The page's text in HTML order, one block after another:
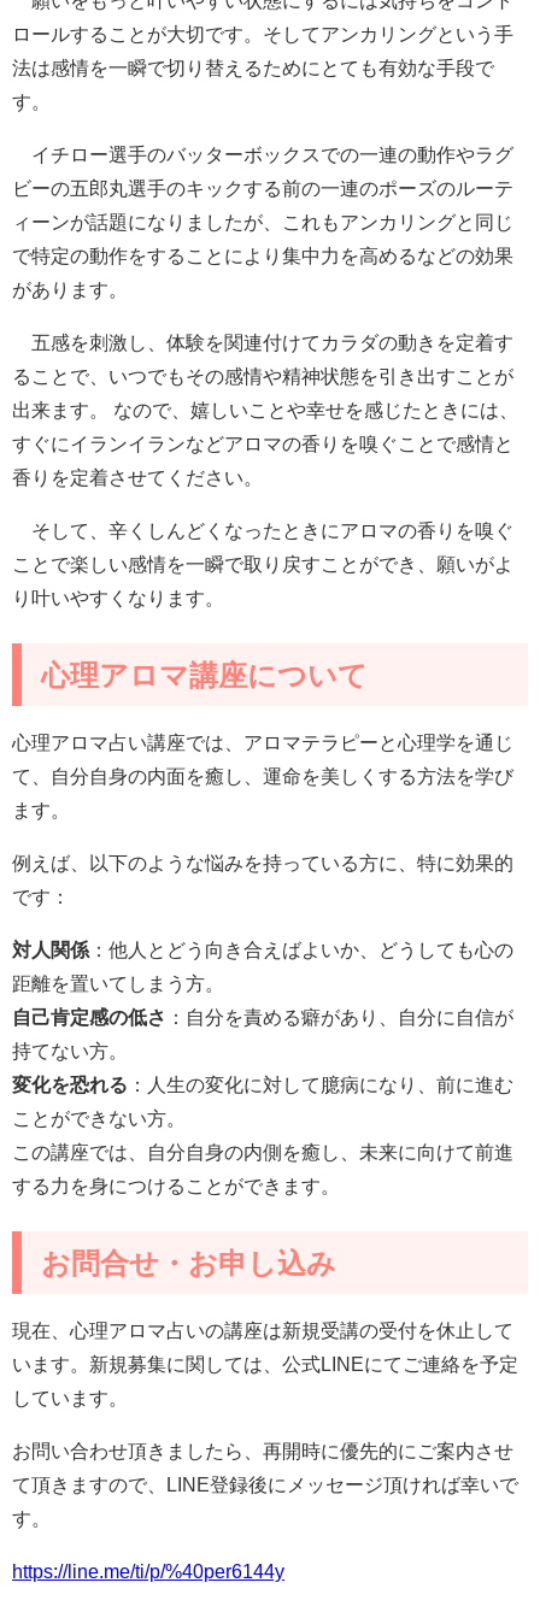
ロールすることが大切です。そしてアンカリングという手
法は感情を一瞬で切り替えるためにとても有効な手段で
す。
イチロー選手のバッターボックスでの一連の動作やラグ
ビーの五郎丸選手のキックする前の一連のポーズのルーテ
ィーンが話題になりましたが、これもアンカリングと同じ
で特定の動作をすることにより集中力を高めるなどの効果
があります。
五感を刺激し、体験を関連付けてカラダの動きを定着す
ることで、いつでもその感情や精神状態を引き出すことが
出来ます。 なので、嬉しいことや幸せを感じたときには、
すぐにイランイランなどアロマの香りを嗅ぐことで感情と
香りを定着させてください。
そして、辛くしんどくなったときにアロマの香りを嗅ぐ
ことで楽しい感情を一瞬で取り戻すことができ、願いがよ
り叶いやすくなります。
心理アロマ講座について
心理アロマ占い講座では、アロマテラピーと心理学を通じ
て、自分自身の内面を癒し、運命を美しくする方法を学び
ます。
例えば、以下のような悩みを持っている方に、特に効果的
です：
対人関係 ：他人とどう向き合えばよいか、どうしても心の
距離を置いてしまう方。
自己肯定感の低さ ：自分を責める癖があり、自分に自信が
持てない方。
変化を恐れる ：人生の変化に対して臆病になり、前に進む
ことができない方。
この講座では、自分自身の内側を癒し、未来に向けて前進
する力を身につけることができます。
お問合せ・お申し込み
現在、心理アロマ占いの講座は新規受講の受付を休止して
います。新規募集に関しては、公式LINEにてご連絡を予定
しています。
お問い合わせ頂きましたら、再開時に優先的にご案内させ
て頂きますので、LINE登録後にメッセージ頂ければ幸いで
す。
https://line.me/ti/p/%40per6144y